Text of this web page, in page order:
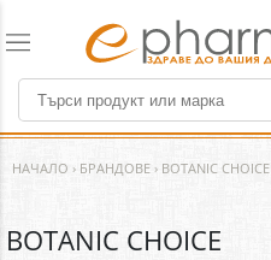
НАЧАЛО › БРАНДОВЕ › BOTANIC CHOICE
BOTANIC CHOICE